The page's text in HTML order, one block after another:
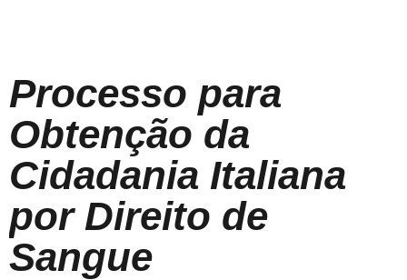
Processo para
Obtenção da
Cidadania Italiana
por Direito de
Sangue